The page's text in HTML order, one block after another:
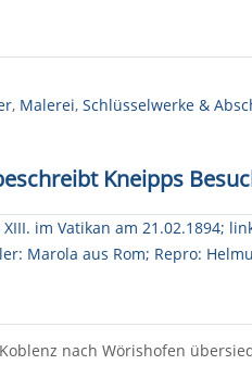
, Malerei, Schlüsselwerke &
Kneipps
nach Wörishofen